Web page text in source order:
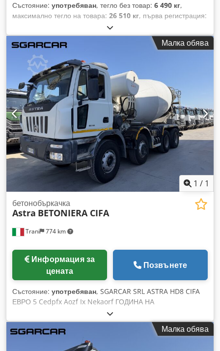
Състояние: употребяван, тегло без товар: 6 490 кг,
максимално тегло на товара: 26 510 кг, първа регистрация:
, следващ преглед (TÜV):
25 500 мм, окачване:въздух, експлоатационно тегло:
33 000 кг, Малка обява
1 / 1
Trani 774 km
бетонобъркачка
Astra BETONIERA CIFA
Информация за
цената
Позвънете
Състояние: употребяван, SGARCAR SRL ASTRA HD8 CIFA
ЕВРО 5 Cedpfx Aozf Ix Nekaorf ГОДИНА НА
Малка обява